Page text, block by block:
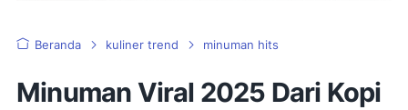
Beranda kuliner trend minuman hits
Minuman Viral 2025 Dari Kopi